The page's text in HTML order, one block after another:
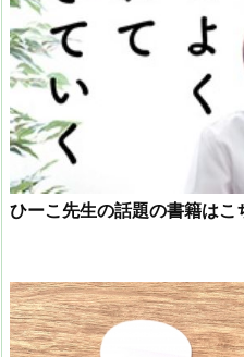
ひーこ先生の話題の書籍はこ